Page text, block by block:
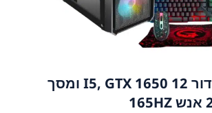
חבילת גיימינג דור 12 I5, GTX 1650 ומסך